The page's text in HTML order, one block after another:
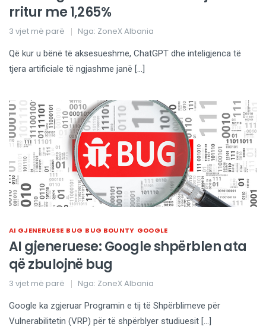
rritur me 1,265%
3 vjet më parë Nga: ZoneX Albania
Që kur u bënë të aksesueshme, ChatGPT dhe inteligjenca të
tjera artificiale të ngjashme janë […]
AI GJENERUESE BUG BUG BOUNTY GOOGLE
AI gjeneruese: Google shpërblen ata
që zbulojnë bug
3 vjet më parë Nga: ZoneX Albania
Google ka zgjeruar Programin e tij të Shpërblimeve për
Vulnerabilitetin (VRP) për të shpërblyer studiuesit […]